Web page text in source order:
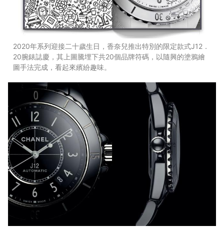
2020年系列迎接二十歲生日，香奈兒推出特別的限定款式J12．
20腕錶誌慶，其上圖騰埋下共20個品牌符碼，以隨興的塗鴉繪
圖手法完成，看起來繽紛趣味。